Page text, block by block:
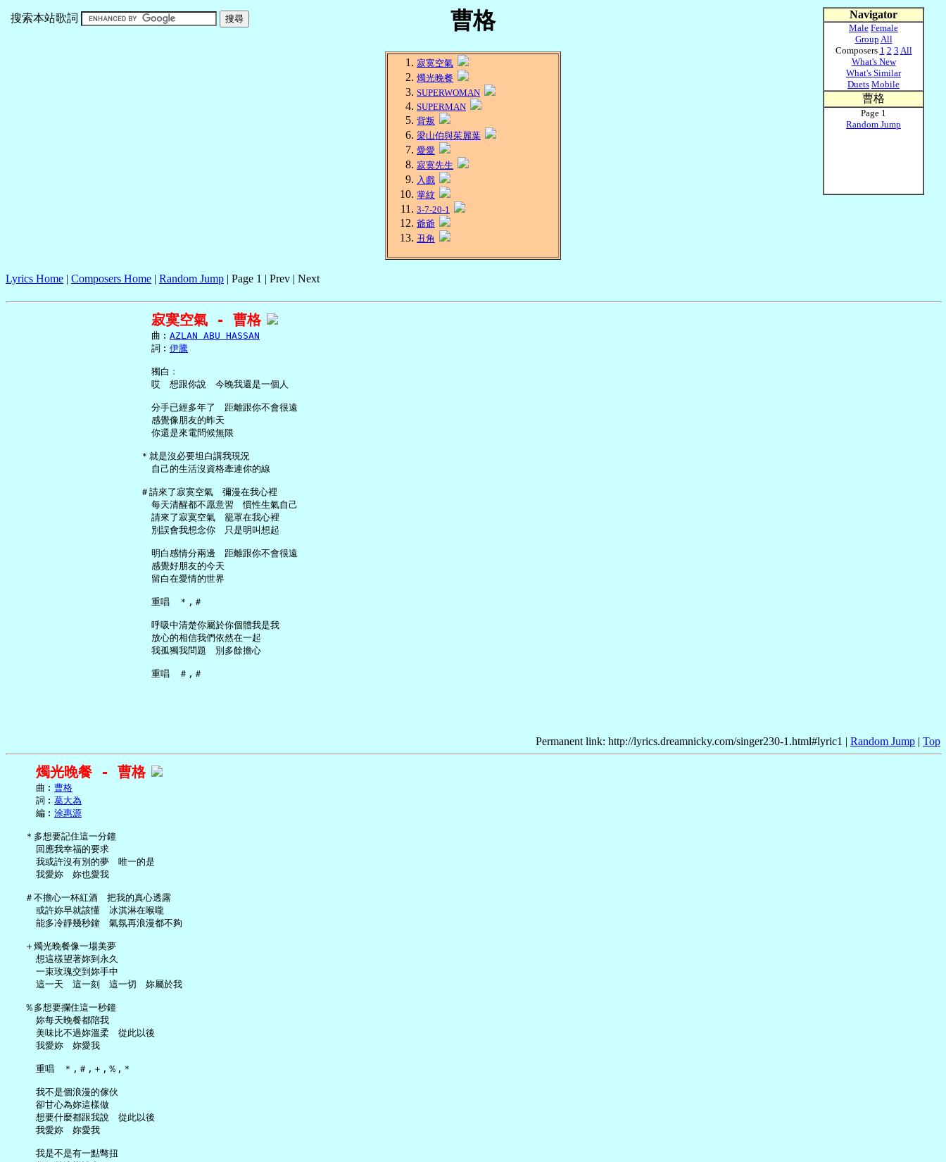
曹格
搜索本站歌詞
寂寞空氣
燭光晚餐
SUPERWOMAN
SUPERMAN
背叛
梁山伯與茱麗葉
愛愛
寂寞先生
入戲
掌紋
3-7-20-1
爺爺
丑角
Lyrics Home | Composers Home | Random Jump | Page 1 | Prev | Next
寂寞空氣 - 曹格
     曲︰
AZLAN ABU HASSAN
     詞︰
伊騰
     獨白﹕
     哎　想跟你說　今晚我還是一個人
     分手已經多年了　距離跟你不會很遠
     感覺像朋友的昨天
     你還是來電問候無限
   ＊就是沒必要坦白講我現況
     自己的生活沒資格牽連你的線
   ＃請來了寂寞空氣　彌漫在我心裡
     每天清醒都不愿意習　慣性生氣自己
     請來了寂寞空氣　籠罩在我心裡
     別誤會我想念你　只是明叫想起
     明白感情分兩邊　距離跟你不會很遠
     感覺好朋友的今天
     留白在愛情的世界
     重唱　＊,＃
     呼吸中清楚你屬於你個體我是我
     放心的相信我們依然在一起
     我孤獨我問題　別多餘擔心
Permanent link: http://lyrics.dreamnicky.com/singer230-1.html#lyric1 | Random Jump | Top
燭光晚餐 - 曹格
     曲︰
曹格
     詞︰
葛大為
     編︰
涂惠源
   ＊多想要記住這一分鐘
     回應我幸福的要求
     我或許沒有別的夢　唯一的是
     我愛妳　妳也愛我
   ＃不擔心一杯紅酒　把我的真心透露
     或許妳早就該懂　冰淇淋在喉嚨
     能多冷靜幾秒鐘　氣氛再浪漫都不夠
   ＋燭光晚餐像一場美夢
     想這樣望著妳到永久
     一束玫瑰交到妳手中
     這一天　這一刻　這一切　妳屬於我
   ％多想要攔住這一秒鐘
     妳每天晚餐都陪我
     美味比不過妳溫柔　從此以後
     我愛妳　妳愛我
     重唱　＊,＃,＋,％,＊
     我不是個浪漫的傢伙
     卻甘心為妳這樣做
     想要什麼都跟我說　從此以後
     我愛妳　妳愛我
     我是不是有一點彆扭
Navigator
Male Female
Group All
Composers 1 2 3 All
What's New
What's Similar
Duets Mobile
曹格
Page 1
Random Jump